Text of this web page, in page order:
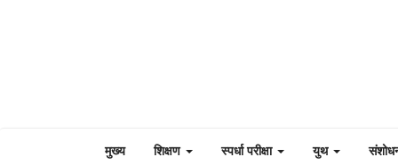
मुख्य शिक्षण स्पर्धा परीक्षा युथ